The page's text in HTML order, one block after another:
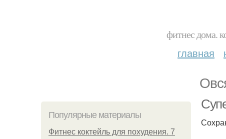
фитнес дома.
главная
Популярные материалы
Фитнес коктейль для похудения. 7